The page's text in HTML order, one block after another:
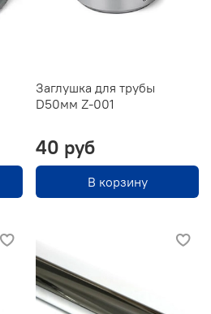
Заглушка для трубы
D50мм Z-001
40 руб
В корзину